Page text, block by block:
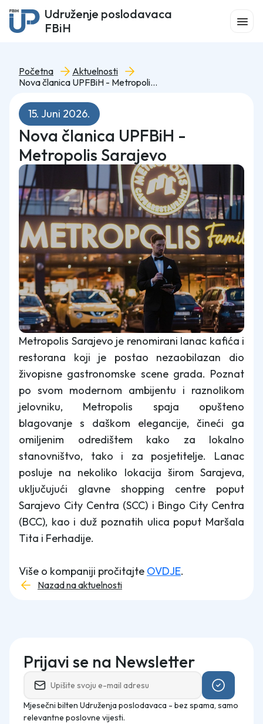
Udruženje poslodavaca
FBiH
Početna
Aktuelnosti
Nova članica UPFBiH - Metropolis Sarajevo
15. Juni 2026.
Nova članica UPFBiH -
Metropolis Sarajevo
Metropolis Sarajevo je renomirani lanac kafića i
restorana koji je postao nezaobilazan dio
živopisne gastronomske scene grada. Poznat
po svom modernom ambijentu i raznolikom
jelovniku, Metropolis spaja opušteno
blagovanje s daškom elegancije, čineći ga
omiljenim odredištem kako za lokalno
stanovništvo, tako i za posjetitelje. Lanac
posluje na nekoliko lokacija širom Sarajeva,
uključujući glavne shopping centre poput
Sarajevo City Centra (SCC) i Bingo City Centra
(BCC), kao i duž poznatih ulica poput Maršala
Tita i Ferhadije.
Više o kompaniji pročitajte OVDJE.
Nazad na aktuelnosti
Prijavi se na Newsletter
Mjesečni bilten Udruženja poslodavaca - bez spama, samo
relevantne poslovne vijesti.